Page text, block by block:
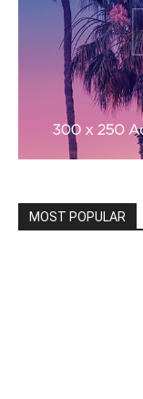
MOST POPULAR